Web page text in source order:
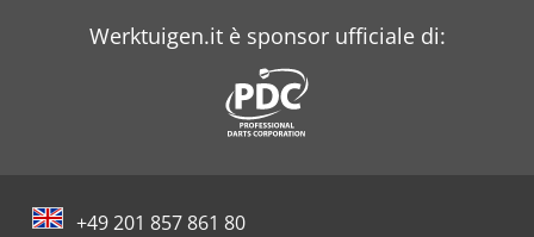
Werktuigen.it è sponsor ufficiale di:
+49 201 857 861 80